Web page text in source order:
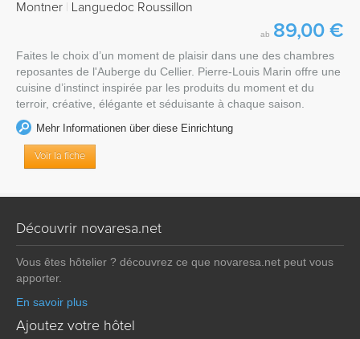
Montner Languedoc Roussillon
ab 89,00 €
Faites le choix d’un moment de plaisir dans une des chambres
reposantes de l'Auberge du Cellier. Pierre-Louis Marin offre une
cuisine d’instinct inspirée par les produits du moment et du
terroir, créative, élégante et séduisante à chaque saison.
Mehr Informationen über diese Einrichtung
Voir la fiche
Découvrir novaresa.net
Vous êtes hôtelier ? découvrez ce que novaresa.net peut vous
apporter.
En savoir plus
Ajoutez votre hôtel